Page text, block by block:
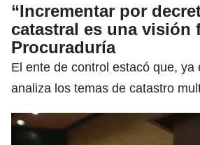
“Incrementar por
catastral es una visión
Procuraduría
El ente de control estacó que, ya
analiza los temas de catastro